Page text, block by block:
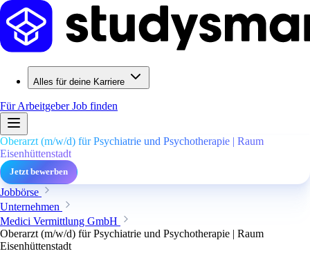
Alles für deine Karriere
Für ArbeitgeberJob finden
Oberarzt (m/w/d) für Psychiatrie und Psychotherapie | Raum
Eisenhüttenstadt
Jetzt bewerben
Jobbörse
Unternehmen
Medici Vermittlung GmbH
Oberarzt (m/w/d) für Psychiatrie und Psychotherapie | Raum
Eisenhüttenstadt